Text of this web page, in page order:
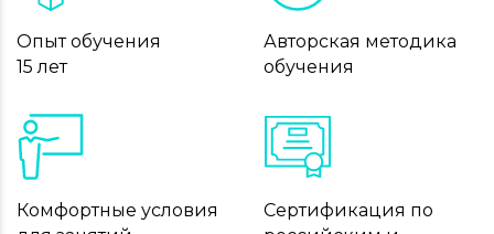
Опыт обучения
15 лет
Авторская методика
обучения
Комфортные условия
Сертификация по